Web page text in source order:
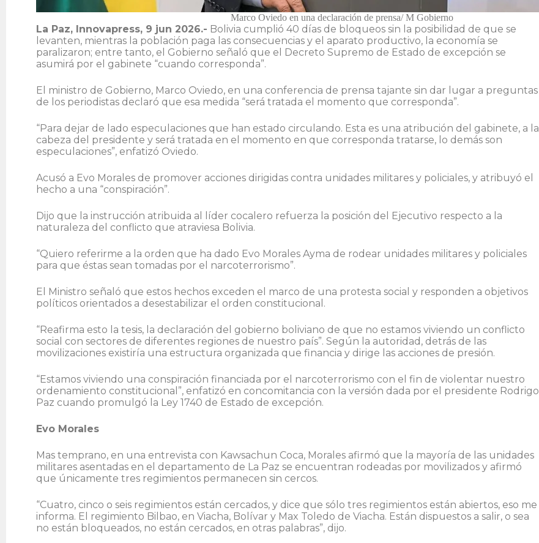
Marco Oviedo en una declaración de prensa/ M Gobierno
La Paz, Innovapress, 9 jun 2026.- Bolivia cumplió 40 días de bloqueos sin la posibilidad de que se
levanten, mientras la población paga las consecuencias y el aparato productivo, la economía se
paralizaron; entre tanto, el Gobierno señaló que el Decreto Supremo de Estado de excepción se
asumirá por el gabinete “cuando corresponda”.
El ministro de Gobierno, Marco Oviedo, en una conferencia de prensa tajante sin dar lugar a preguntas
de los periodistas declaró que esa medida “será tratada el momento que corresponda”.
“Para dejar de lado especulaciones que han estado circulando. Esta es una atribución del gabinete, a la
cabeza del presidente y será tratada en el momento en que corresponda tratarse, lo demás son
especulaciones”, enfatizó Oviedo.
Acusó a Evo Morales de promover acciones dirigidas contra unidades militares y policiales, y atribuyó el
hecho a una “conspiración”.
Dijo que la instrucción atribuida al líder cocalero refuerza la posición del Ejecutivo respecto a la
naturaleza del conflicto que atraviesa Bolivia.
“Quiero referirme a la orden que ha dado Evo Morales Ayma de rodear unidades militares y policiales
para que éstas sean tomadas por el narcoterrorismo”.
El Ministro señaló que estos hechos exceden el marco de una protesta social y responden a objetivos
políticos orientados a desestabilizar el orden constitucional.
“Reafirma esto la tesis, la declaración del gobierno boliviano de que no estamos viviendo un conflicto
social con sectores de diferentes regiones de nuestro país”. Según la autoridad, detrás de las
movilizaciones existiría una estructura organizada que financia y dirige las acciones de presión.
“Estamos viviendo una conspiración financiada por el narcoterrorismo con el fin de violentar nuestro
ordenamiento constitucional”, enfatizó en concomitancia con la versión dada por el presidente Rodrigo
Paz cuando promulgó la Ley 1740 de Estado de excepción.
Evo Morales
Mas temprano, en una entrevista con Kawsachun Coca, Morales afirmó que la mayoría de las unidades
militares asentadas en el departamento de La Paz se encuentran rodeadas por movilizados y afirmó
que únicamente tres regimientos permanecen sin cercos.
“Cuatro, cinco o seis regimientos están cercados, y dice que sólo tres regimientos están abiertos, eso me
informa. El regimiento Bilbao, en Viacha, Bolívar y Max Toledo de Viacha. Están dispuestos a salir, o sea
no están bloqueados, no están cercados, en otras palabras”, dijo.